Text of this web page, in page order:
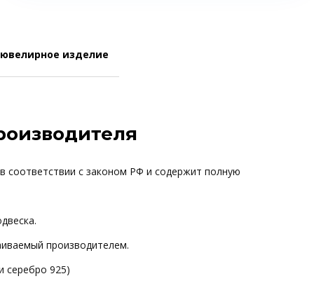
изделие
соответствии с законом РФ и содержит полную
производителем.
серебро 925)